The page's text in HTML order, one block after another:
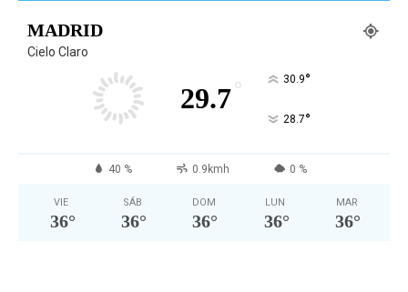
MADRID
Cielo Claro
29.7° 30.9°
28.7°
40 % 0.9kmh 0 %
VIE
36°
SÁB
36°
DOM
36°
LUN
36°
MAR
36°